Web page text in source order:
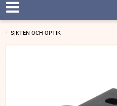
SIKTEN OCH OPTIK